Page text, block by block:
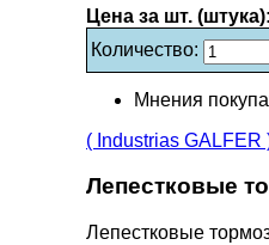
Цена за шт. (штука):
Количество:
Мнения
( Industrias GALFER
Лепестковые
Лепестковые